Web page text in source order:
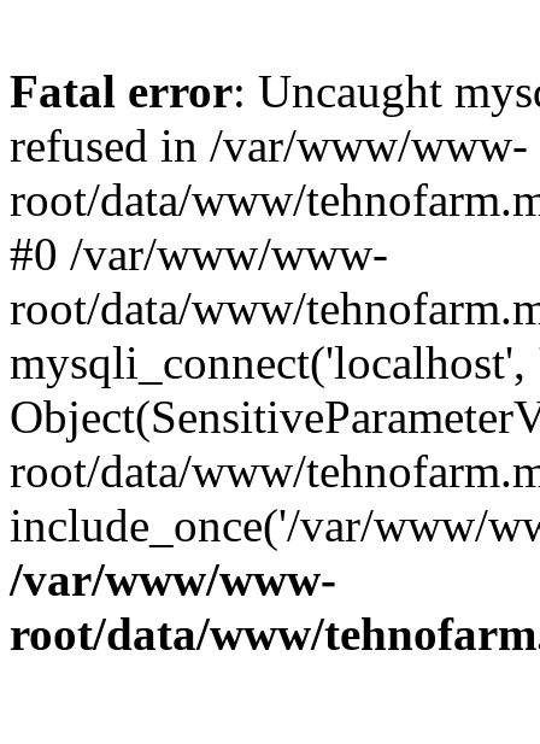
Fatal error: Uncaught
refused in /var/www/www-
root/data/www/
#0 /var/www/www-
root/data/www/
mysqli_connect('localhost',
root/data/www/
include_once('/var/www/
/var/www/www-
root/data/www/